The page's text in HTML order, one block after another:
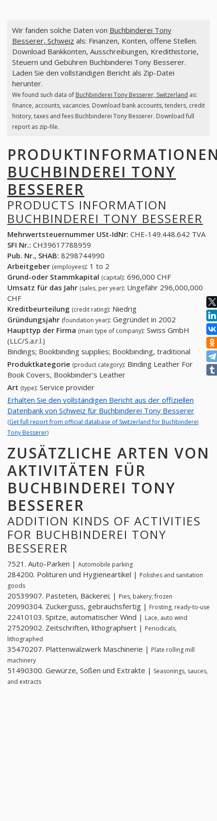
Wir fanden solche Daten von Buchbinderei Tony
Besserer, Schweiz als: Finanzen, Konten, offene Stellen.
Download Bankkonten, Ausschreibungen, Kredithistorie,
Steuern und Gebühren Buchbinderei Tony Besserer.
Laden Sie den vollständigen Bericht als Zip-Datei
herunter.
We found such data of Buchbinderei Tony Besserer, Switzerland as:
finance, accounts, vacancies. Download bank accounts, tenders, credit
history, taxes and fees Buchbinderei Tony Besserer. Download full
report as zip-file.
BUCHBINDEREI TONY
BESSERER
PRODUCTS INFORMATION
BUCHBINDEREI TONY BESSERER
Mehrwertsteuernummer USt-IdNr: CHE-149.448.642 TVA
SFI Nr.: CH39617788959
Pub. Nr., SHAB: 8298744990
Arbeitgeber (employees): 1 to 2
Grund-oder Stammkapital (capital): 696,000 CHF
Umsatz für das Jahr (sales, per year): Ungefähr 296,000,000
CHF
Kreditbeurteilung (credit rating): Niedrig
Gründungsjahr (foundation year): Gegründet in 2002
Haupttyp der Firma (main type of company): Swiss GmbH
(LLC/S.a.r.l.)
Bindings; Bookbinding supplies; Bookbinding, traditional
Produktkategorie (product category): Binding Leather For
Book Covers, Bookbinder's Leather
Art (type): Service provider
Erhalten Sie den vollständigen Bericht aus der offiziellen
Datenbank von Schweiz für Buchbinderei Tony Besserer
(Get full report from official database of Switzerland for Buchbinderei
Tony Besserer)
ZUSÄTZLICHE ARTEN VON
AKTIVITÄTEN FÜR
BUCHBINDEREI TONY
BESSERER
ADDITION KINDS OF ACTIVITIES
FOR BUCHBINDEREI TONY
BESSERER
7521. Auto-Parken | Automobile parking
284200. Polituren und Hygieneartikel | Polishes and sanitation
goods
20539907. Pasteten, Bäckerei; | Pies, bakery; frozen
20990304. Zuckerguss, gebrauchsfertig | Frosting, ready-to-use
22410103. Spitze, automatischer Wind | Lace, auto wind
27520902. Zeitschriften, lithographiert | Periodicals,
lithographed
35470207. Plattenwalzwerk Maschinerie | Plate rolling mill
machinery
51490300. Gewürze, Soßen und Extrakte | Seasonings, sauces,
and extracts